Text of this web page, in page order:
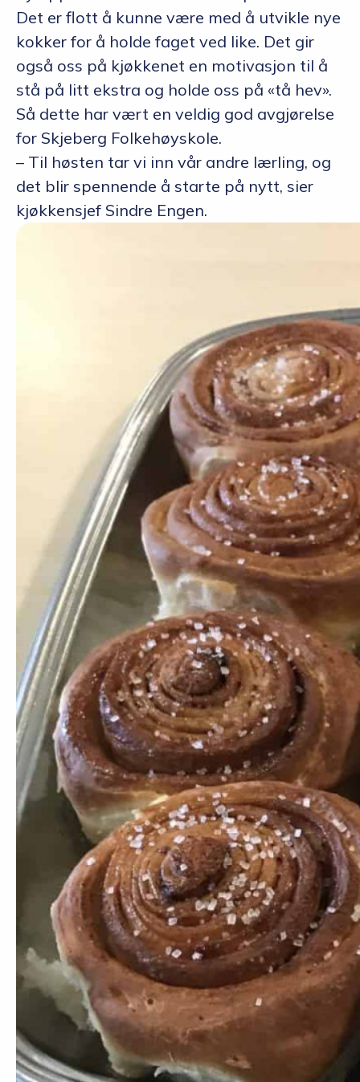
Det er flott å kunne være med å utvikle nye
kokker for å holde faget ved like. Det gir
også oss på kjøkkenet en motivasjon til å
stå på litt ekstra og holde oss på «tå hev».
Så dette har vært en veldig god avgjørelse
for Skjeberg Folkehøyskole.
– Til høsten tar vi inn vår andre lærling, og
det blir spennende å starte på nytt, sier
kjøkkensjef Sindre Engen.